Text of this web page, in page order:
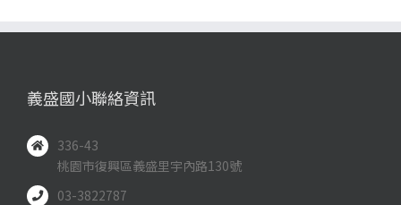
義盛國小聯絡資訊
336-43
桃園市復興區義盛里宇內路130號
03-3822787